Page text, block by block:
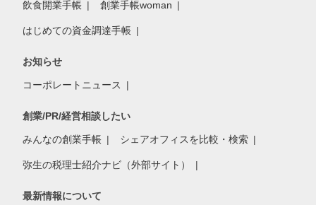
飲食開業手帳 創業手帳woman
はじめての資金調達手帳
お知らせ
コーポレートニュース
創業/PR/経営相談したい
みんなの創業手帳 シェアオフィスを比較・検索
弥生の税理士紹介ナビ（外部サイト）
最新情報について